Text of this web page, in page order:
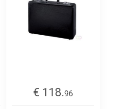
€ 118.96